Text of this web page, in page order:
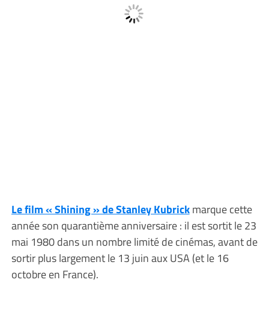
Le film « Shining » de Stanley Kubrickmarque cette
année son quarantième anniversaire : il est sortit le 23
mai 1980 dans un nombre limité de cinémas, avant de
sortir plus largement le 13 juin aux USA (et le 16
octobre en France).